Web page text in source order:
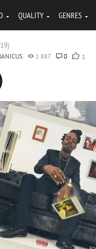
QUALITY GENRES
1 887 0 1